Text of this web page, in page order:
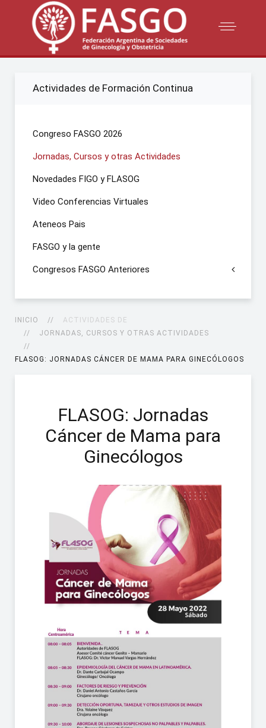
INICIO
ACTIVIDADES DE
JORNADAS, CURSOS Y OTRAS ACTIVIDADES
FLASOG: JORNADAS CÁNCER DE MAMA PARA GINECÓLOGOS
FLASOG: Jornadas
Cáncer de Mama para
Ginecólogos
Actividades de Formación Continua
Congreso FASGO 2026
Jornadas, Cursos y otras Actividades
Novedades FIGO y FLASOG
Video Conferencias Virtuales
Ateneos Pais
FASGO y la gente
Congresos FASGO Anteriores